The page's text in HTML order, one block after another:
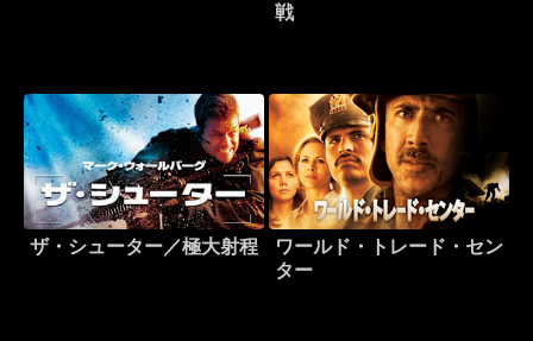
戦
ザ・シューター／極大射程
ワールド・トレード・セン
ター